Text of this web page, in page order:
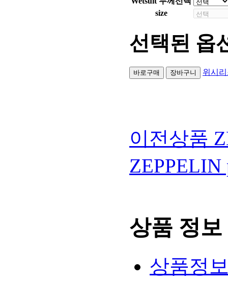
size
선택된 옵
위시
이전상품
ZEPPELIN
상품 정보
상품정